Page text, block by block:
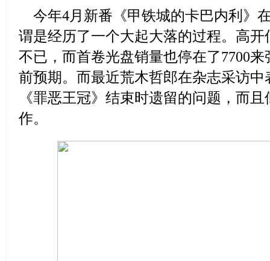
今年4月新番 《甲铁城的卡巴内利》
谓是经历了一个大起大落的过程。高
不已，而首卷光盘销量也停在了7700
前预期。而最近荒木哲郎在杂志采访
《罪恶王冠》结束时遗留的问题，而
作。